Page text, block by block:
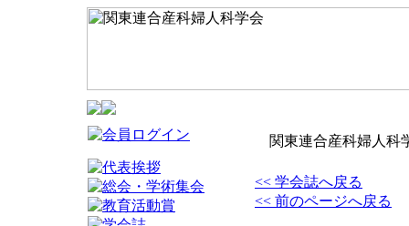
関東連合産科婦人科
<< 学会誌へ戻る
<< 前のページへ戻る